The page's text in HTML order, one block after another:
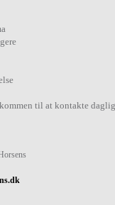
til at kontakte